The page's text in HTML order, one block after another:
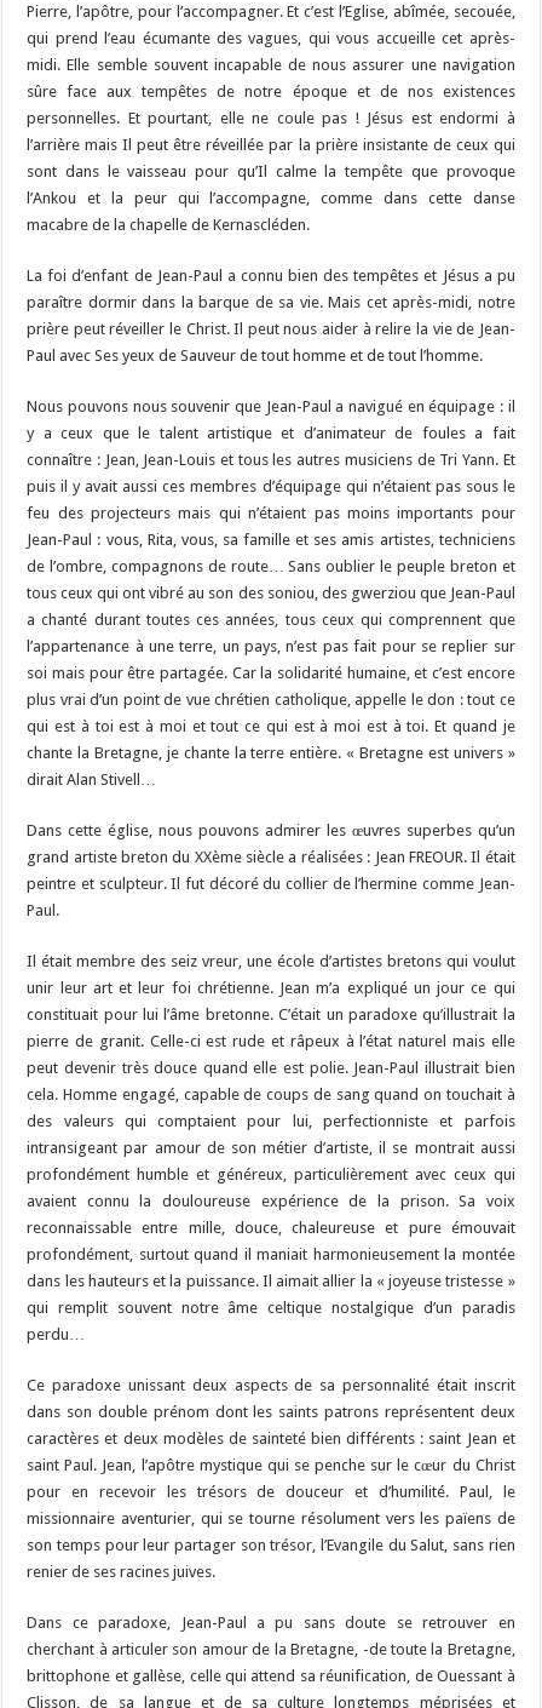
Pierre, l’apôtre, pour l’accompagner. Et c’est l’Eglise, abîmée, secouée,
qui prend l’eau écumante des vagues, qui vous accueille cet après-
midi. Elle semble souvent incapable de nous assurer une navigation
sûre face aux tempêtes de notre époque et de nos existences
personnelles. Et pourtant, elle ne coule pas ! Jésus est endormi à
l’arrière mais Il peut être réveillée par la prière insistante de ceux qui
sont dans le vaisseau pour qu’Il calme la tempête que provoque
l’Ankou et la peur qui l’accompagne, comme dans cette danse
macabre de la chapelle de Kernascléden.
La foi d’enfant de Jean-Paul a connu bien des tempêtes et Jésus a pu
paraître dormir dans la barque de sa vie. Mais cet après-midi, notre
prière peut réveiller le Christ. Il peut nous aider à relire la vie de Jean-
Paul avec Ses yeux de Sauveur de tout homme et de tout l’homme.
Nous pouvons nous souvenir que Jean-Paul a navigué en équipage : il
y a ceux que le talent artistique et d’animateur de foules a fait
connaître : Jean, Jean-Louis et tous les autres musiciens de Tri Yann. Et
puis il y avait aussi ces membres d’équipage qui n’étaient pas sous le
feu des projecteurs mais qui n’étaient pas moins importants pour
Jean-Paul : vous, Rita, vous, sa famille et ses amis artistes, techniciens
de l’ombre, compagnons de route… Sans oublier le peuple breton et
tous ceux qui ont vibré au son des soniou, des gwerziou que Jean-Paul
a chanté durant toutes ces années, tous ceux qui comprennent que
l’appartenance à une terre, un pays, n’est pas fait pour se replier sur
soi mais pour être partagée. Car la solidarité humaine, et c’est encore
plus vrai d’un point de vue chrétien catholique, appelle le don : tout ce
qui est à toi est à moi et tout ce qui est à moi est à toi. Et quand je
chante la Bretagne, je chante la terre entière. « Bretagne est univers »
dirait Alan Stivell…
Dans cette église, nous pouvons admirer les œuvres superbes qu’un
grand artiste breton du XXème siècle a réalisées : Jean FREOUR. Il était
peintre et sculpteur. Il fut décoré du collier de l’hermine comme Jean-
Paul.
Il était membre des seiz vreur, une école d’artistes bretons qui voulut
unir leur art et leur foi chrétienne. Jean m’a expliqué un jour ce qui
constituait pour lui l’âme bretonne. C’était un paradoxe qu’illustrait la
pierre de granit. Celle-ci est rude et râpeux à l’état naturel mais elle
peut devenir très douce quand elle est polie. Jean-Paul illustrait bien
cela. Homme engagé, capable de coups de sang quand on touchait à
des valeurs qui comptaient pour lui, perfectionniste et parfois
intransigeant par amour de son métier d’artiste, il se montrait aussi
profondément humble et généreux, particulièrement avec ceux qui
avaient connu la douloureuse expérience de la prison. Sa voix
reconnaissable entre mille, douce, chaleureuse et pure émouvait
profondément, surtout quand il maniait harmonieusement la montée
dans les hauteurs et la puissance. Il aimait allier la « joyeuse tristesse »
qui remplit souvent notre âme celtique nostalgique d’un paradis
perdu…
Ce paradoxe unissant deux aspects de sa personnalité était inscrit
dans son double prénom dont les saints patrons représentent deux
caractères et deux modèles de sainteté bien différents : saint Jean et
saint Paul. Jean, l’apôtre mystique qui se penche sur le cœur du Christ
pour en recevoir les trésors de douceur et d’humilité. Paul, le
missionnaire aventurier, qui se tourne résolument vers les païens de
son temps pour leur partager son trésor, l’Evangile du Salut, sans rien
renier de ses racines juives.
Dans ce paradoxe, Jean-Paul a pu sans doute se retrouver en
cherchant à articuler son amour de la Bretagne, -de toute la Bretagne,
brittophone et gallèse, celle qui attend sa réunification, de Ouessant à
Clisson, de sa langue et de sa culture longtemps méprisées et